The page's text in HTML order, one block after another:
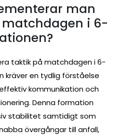
man
i 6-
taktik på matchdagen i 6-
kräver en tydlig förståelse
kommunikation och
Denna formation
stabilitet samtidigt som
övergångar till anfall,